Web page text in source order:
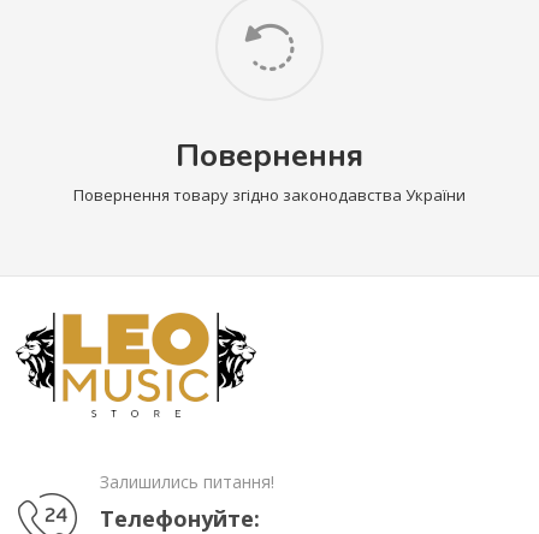
Повернення
Повернення товару згідно законодавства України
Залишились питання!
Телефонуйте: